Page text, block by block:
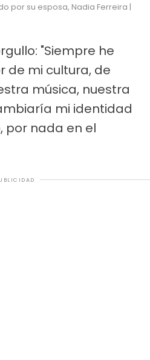
por su esposa, Nadia Ferreira |
"Siempre he
de mi cultura, de
música, nuestra
mi identidad
por nada en el